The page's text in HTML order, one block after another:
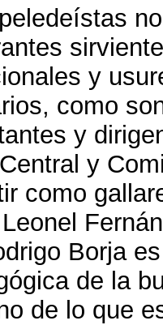
y
como
y
y
como
Borja
de la
de lo que